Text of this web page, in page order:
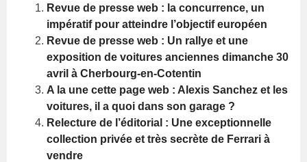
Revue de presse web : la concurrence, un
impératif pour atteindre l’objectif européen
Revue de presse web : Un rallye et une
exposition de voitures anciennes dimanche 30
avril à Cherbourg-en-Cotentin
A la une cette page web : Alexis Sanchez et les
voitures, il a quoi dans son garage ?
Relecture de l’éditorial : Une exceptionnelle
collection privée et très secrète de Ferrari à
vendre